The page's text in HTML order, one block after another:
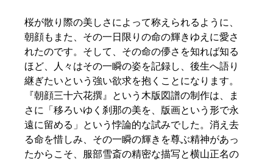
桜が散り際の美しさによって称えられるように、
朝顔もまた、その一日限りの命の輝きゆえに愛さ
れたのです。そして、その命の儚さを知れば知る
ほど、人々はその一瞬の姿を記録し、後生へ語り
継ぎたいという強い欲求を抱くことになります。
『朝顔三十六花撰』という木版図譜の制作は、ま
さに「移ろいゆく刹那の美を、版画という形で永
遠に留める」という悖論的な試みでした。消え去
る命を惜しみ、その一瞬の輝きを尊ぶ精神があっ
たからこそ、服部雪斎の精密な描写と横山正名の